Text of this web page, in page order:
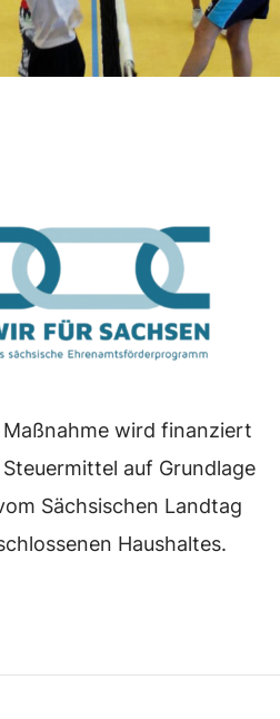
Maßnahme wird finanziert
auf Grundlage
Sächsischen Landtag
Haushaltes.